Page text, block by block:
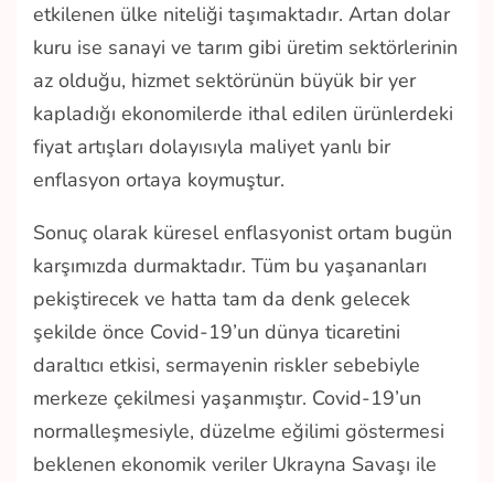
etkilenen ülke niteliği taşımaktadır. Artan dolar
kuru ise sanayi ve tarım gibi üretim sektörlerinin
az olduğu, hizmet sektörünün büyük bir yer
kapladığı ekonomilerde ithal edilen ürünlerdeki
fiyat artışları dolayısıyla maliyet yanlı bir
enflasyon ortaya koymuştur.
Sonuç olarak küresel enflasyonist ortam bugün
karşımızda durmaktadır. Tüm bu yaşananları
pekiştirecek ve hatta tam da denk gelecek
şekilde önce Covid-19’un dünya ticaretini
daraltıcı etkisi, sermayenin riskler sebebiyle
merkeze çekilmesi yaşanmıştır. Covid-19’un
normalleşmesiyle, düzelme eğilimi göstermesi
beklenen ekonomik veriler Ukrayna Savaşı ile